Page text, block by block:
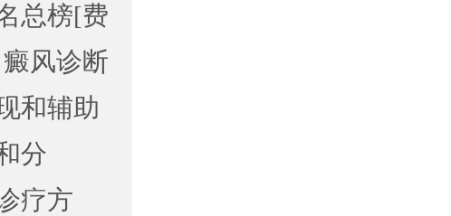
总榜[费
风诊断
和辅助
分
疗方